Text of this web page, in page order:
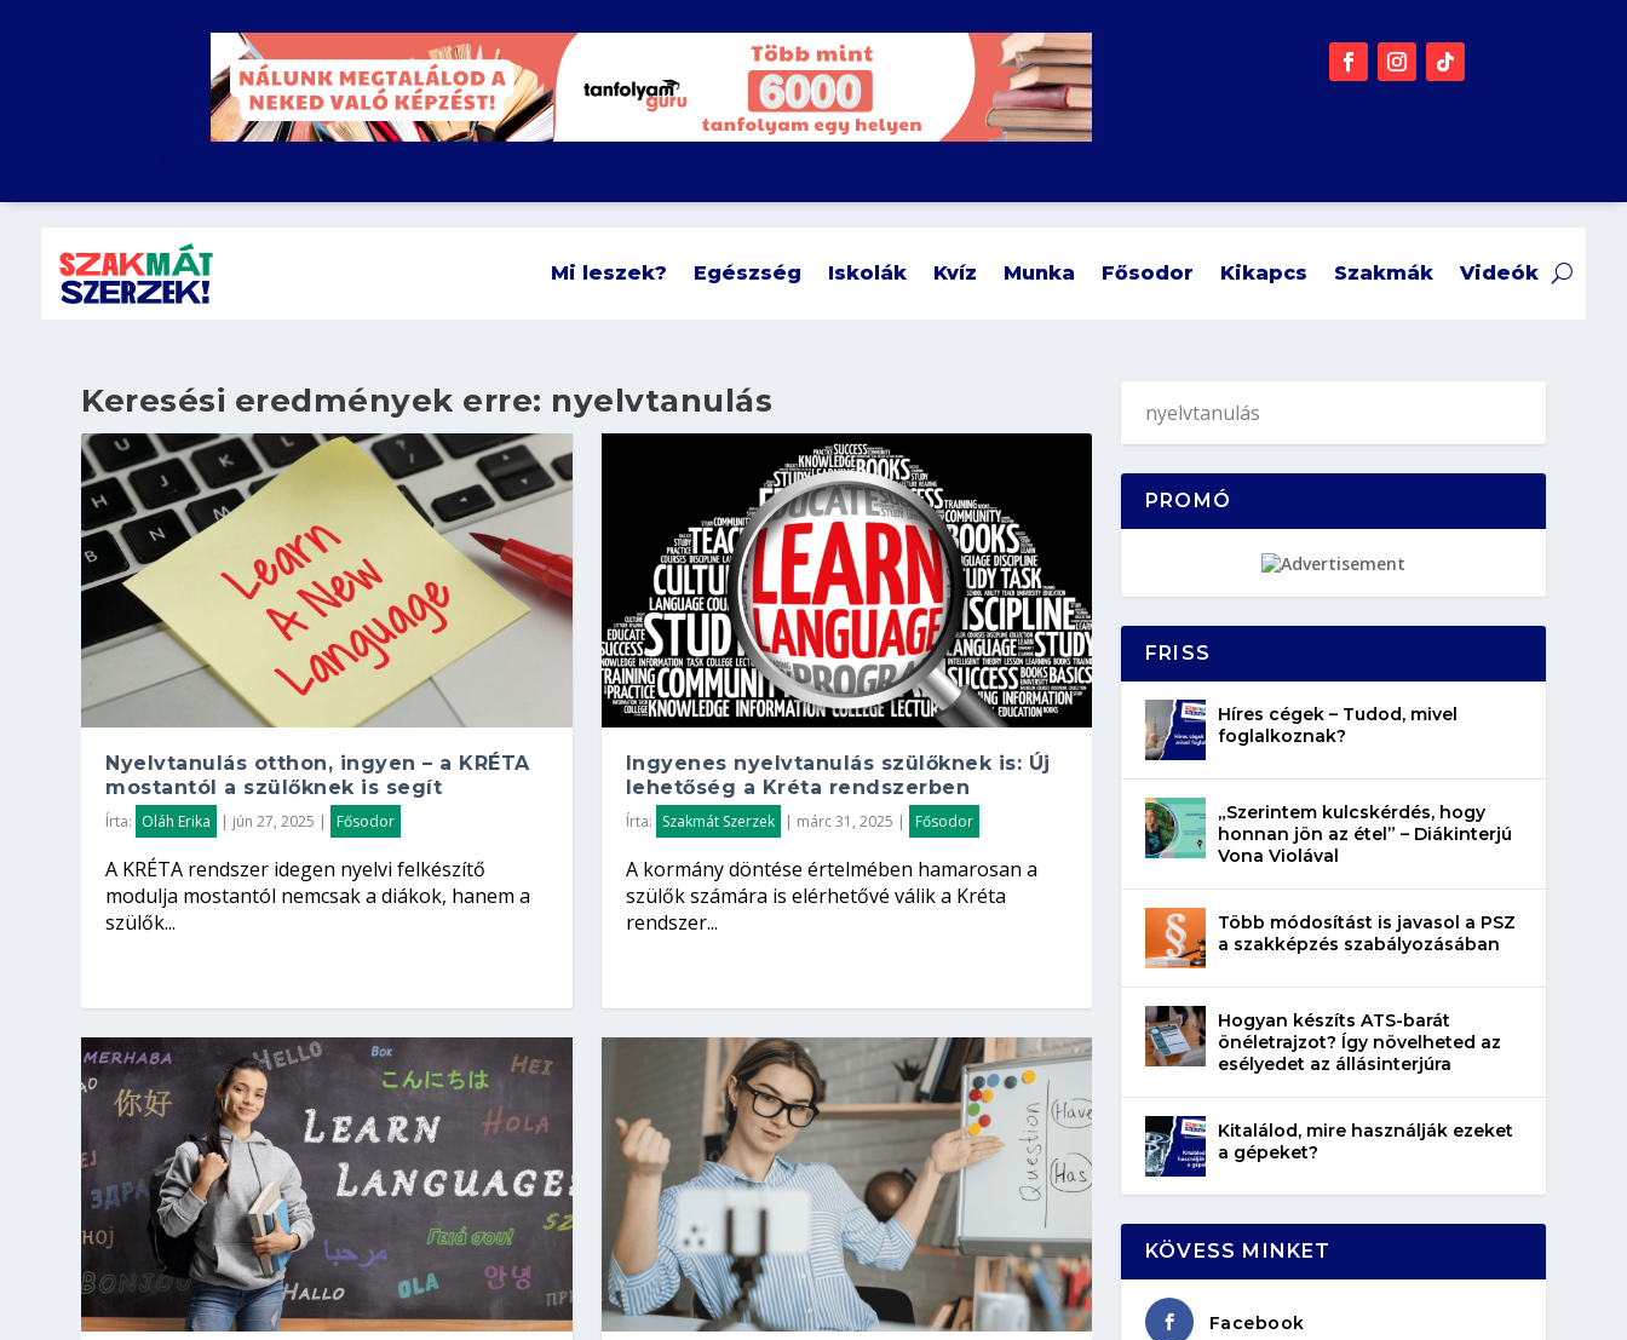
.
Mi leszek? Egészség Iskolák Kvíz Munka Fősodor Kikapcs Szakmák Videók
Keresési eredmények erre: nyelvtanulás
Nyelvtanulás otthon, ingyen – a KRÉTA
mostantól a szülőknek is segít
Írta: Oláh Erika | jún 27, 2025 | Fősodor
A KRÉTA rendszer idegen nyelvi felkészítő
modulja mostantól nemcsak a diákok, hanem a
szülők...
Ingyenes nyelvtanulás szülőknek is: Új
lehetőség a Kréta rendszerben
Írta: Szakmát Szerzek | márc 31, 2025 | Fősodor
A kormány döntése értelmében hamarosan a
szülők számára is elérhetővé válik a Kréta
rendszer...
PROMÓ
FRISS
Híres cégek – Tudod, mivel
foglalkoznak?
„Szerintem kulcskérdés, hogy
honnan jön az étel” – Diákinterjú
Vona Violával
Több módosítást is javasol a PSZ
a szakképzés szabályozásában
Hogyan készíts ATS-barát
önéletrajzot? Így növelheted az
esélyedet az állásinterjúra
Kitalálod, mire használják ezeket
a gépeket?
KÖVESS MINKET
Facebook